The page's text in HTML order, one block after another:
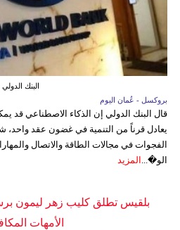
البنك الدولي
بروكسل - عُمان اليوم
قال البنك الدولي إن الذكاء الاصطناعي قد
يعادل قرناً من التنمية في غضون عقد
الفجوات في مجالات الطاقة والاتصال
الو�... المزيد
بلقيس تطلق كليب زهر ليمون
الأمهات